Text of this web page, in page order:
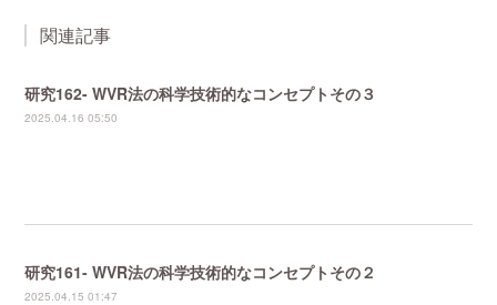
関連記事
研究162- WVR法の科学技術的なコンセプトその３
2025.04.16 05:50
研究161- WVR法の科学技術的なコンセプトその２
2025.04.15 01:47